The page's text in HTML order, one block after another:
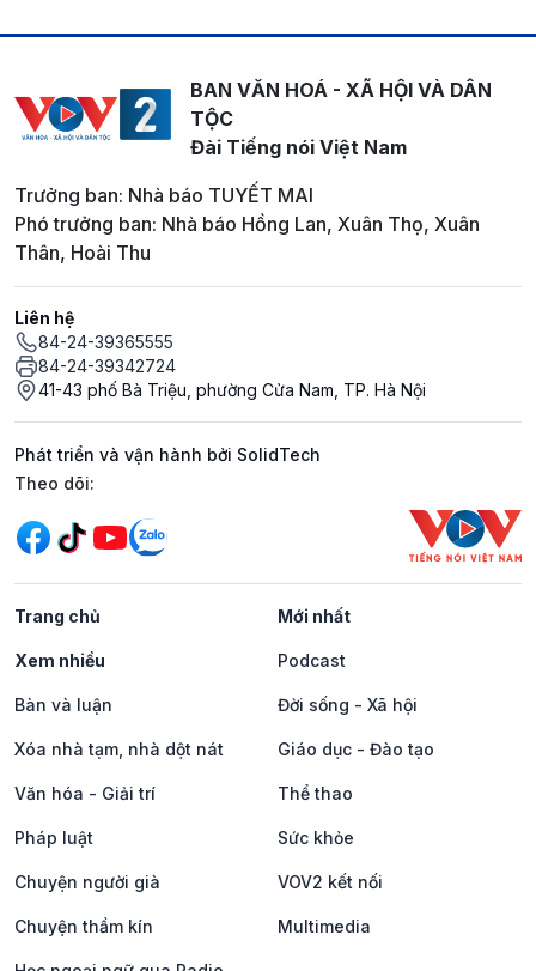
BAN VĂN HOÁ - XÃ HỘI VÀ DÂN
TỘC
Đài Tiếng nói Việt Nam
Trưởng ban: Nhà báo TUYẾT MAI
Phó trưởng ban: Nhà báo Hồng Lan, Xuân Thọ, Xuân
Thân, Hoài Thu
Liên hệ
84-24-39365555
84-24-39342724
41-43 phố Bà Triệu, phường Cửa Nam, TP. Hà Nội
Phát triển và vận hành bởi SolidTech
Mạng xã hội
Theo dõi:
Trang chủ Mới nhất
Xem nhiều Podcast
Bàn và luận Đời sống - Xã hội
Xóa nhà tạm, nhà dột nát Giáo dục - Đào tạo
Văn hóa - Giải trí Thể thao
Pháp luật Sức khỏe
Chuyện người già VOV2 kết nối
Chuyện thầm kín Multimedia